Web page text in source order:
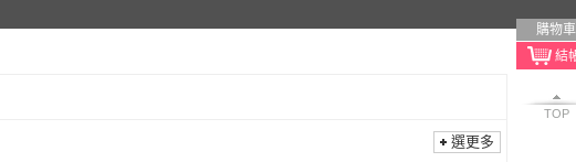
購物車
TOP
選更多